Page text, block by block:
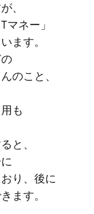
、​
ネー」
ます。​
の​こと、​
も​
と、​
り、​後に​
ます。